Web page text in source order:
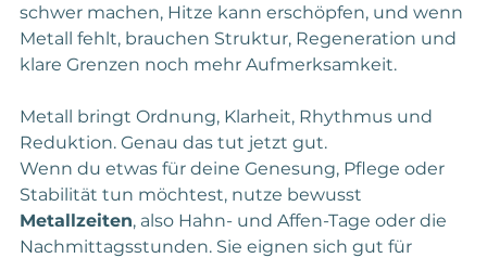
schwer machen, Hitze kann erschöpfen, und wenn
Metall fehlt, brauchen Struktur, Regeneration und
klare Grenzen noch mehr Aufmerksamkeit.
Metall bringt Ordnung, Klarheit, Rhythmus und
Reduktion. Genau das tut jetzt gut.
Wenn du etwas für deine Genesung, Pflege oder
Stabilität tun möchtest, nutze bewusst
Metallzeiten, also Hahn- und Affen-Tage oder die
Nachmittagsstunden. Sie eignen sich gut für